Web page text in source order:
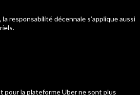
responsabilité décennale s’applique aussi
pour la plateforme Uber ne sont plus